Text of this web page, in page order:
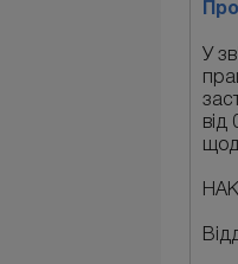
У
від